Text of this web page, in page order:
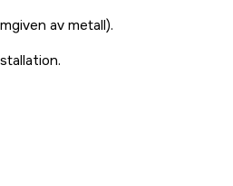
av metall).